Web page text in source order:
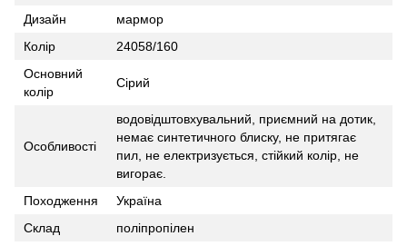
Дизайн
мармор
Колір
24058/160
Основний
колір
Сірий
Особливості
водовідштовхувальний, приємний на дотик,
немає синтетичного блиску, не притягає
пил, не електризується, стійкий колір, не
вигорає.
Походження
Україна
Склад
поліпропілен